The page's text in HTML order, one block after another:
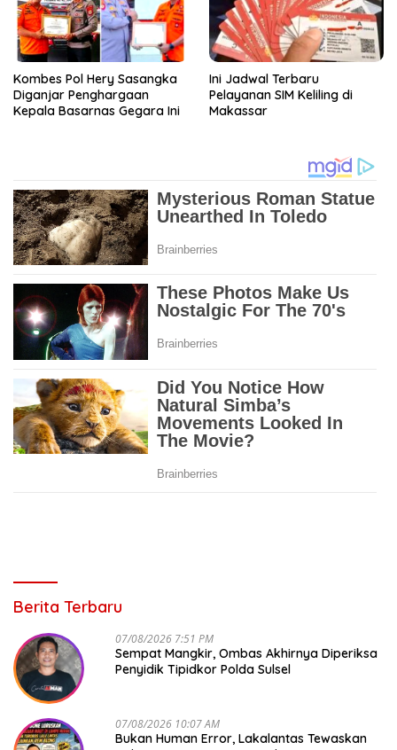
Kombes Pol Hery Sasangka
Diganjar Penghargaan
Kepala Basarnas Gegara Ini
Ini Jadwal Terbaru
Pelayanan SIM Keliling di
Makassar
Berita Terbaru
07/08/2026 7:51 PM
Sempat Mangkir, Ombas Akhirnya Diperiksa
Penyidik Tipidkor Polda Sulsel
07/08/2026 10:07 AM
Bukan Human Error, Lakalantas Tewaskan